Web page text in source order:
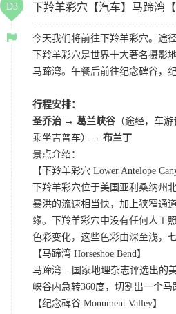
D3 下羚羊彩穴【汽车】马蹄湾
今天我们将前往下羚羊彩穴。途
下羚羊彩穴是世界十大著名摄
马蹄湾。午餐后前往纪念碑谷，
行程安排：
圣乔治 → 葛兰峡谷 （途经，车
乘坐吉普车）→ 布兰丁
景点介绍：
【下羚羊彩穴 Lower Antelope
下羚羊彩穴位于美国亚利桑纳
暴洪的流速相当快，加上狭窄通
缘。下羚羊彩穴中没有任何人工
色彩变化，这些色彩由深至浅，
【马蹄湾 Horseshoe Bend】
马蹄湾 – 国家地理杂志评选出的
峡谷内急转360度，切割出一个
【纪念碑谷 Monument Valley】